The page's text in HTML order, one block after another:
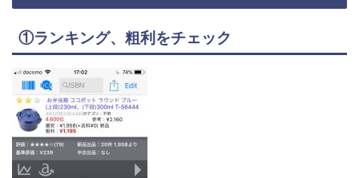
①ランキング、粗利をチェック